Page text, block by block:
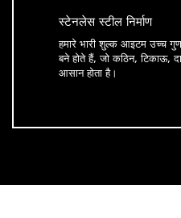
स्टेनलेस स्टील निर्माण
हमारे भारी शुल्क आइटम उच्च
बने होते हैं, जो कठिन, टिकाऊ,
आसान होता है।